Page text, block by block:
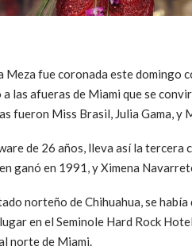
Meza fue coronada este domingo
las afueras de Miami que se
fueron Miss Brasil, Julia Gama, y
de 26 años, lleva así la tercera
ganó en 1991, y Ximena
norteño de Chihuahua, se
en el Seminole Hard Rock
norte de Miami.